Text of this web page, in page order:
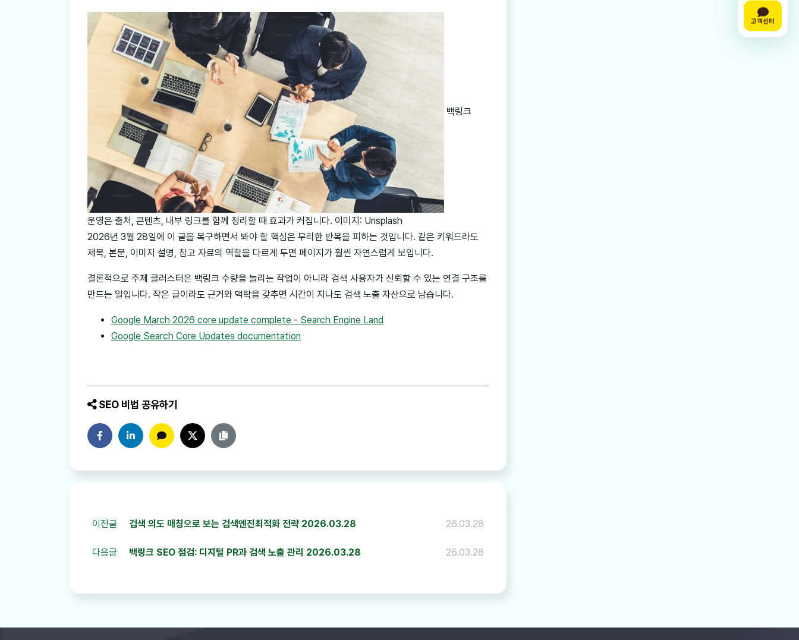
백링크
운영은 출처, 콘텐츠, 내부 링크를 함께 정리할 때 효과가 커집니다. 이미지: Unsplash
2026년 3월 28일에 이 글을 복구하면서 봐야 할 핵심은 무리한 반복을 피하는 것입니다. 같은 키워드라도
제목, 본문, 이미지 설명, 참고 자료의 역할을 다르게 두면 페이지가 훨씬 자연스럽게 보입니다.
결론적으로 주제 클러스터은 백링크 수량을 늘리는 작업이 아니라 검색 사용자가 신뢰할 수 있는 연결 구조를
만드는 일입니다. 작은 글이라도 근거와 맥락을 갖추면 시간이 지나도 검색 노출 자산으로 남습니다.
Google March 2026 core update complete - Search Engine Land
Google Search Core Updates documentation
SEO 비법 공유하기
페이스북에 공유하기
링크드인에 공유하기
카카오톡에 공유하기
트위터에 공유하기
링크 복사하기
이전글 검색 의도 매칭으로 보는 검색엔진최적화 전략 2026.03.28 26.03.28
다음글 백링크 SEO 점검: 디지털 PR과 검색 노출 관리 2026.03.28 26.03.28
고객센터